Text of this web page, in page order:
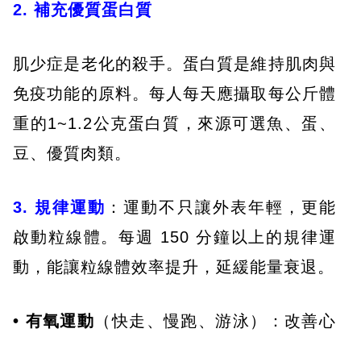
2. 補充優質蛋白質
肌少症是老化的殺手。蛋白質是維持肌肉與
免疫功能的原料。每人每天應攝取每公斤體
重的1~1.2公克蛋白質，來源可選魚、蛋、
豆、優質肉類。
3. 規律運動 ：運動不只讓外表年輕，更能
啟動粒線體。每週 150 分鐘以上的規律運
動，能讓粒線體效率提升，延緩能量衰退。
• 有氧運動 （快走、慢跑、游泳）：改善心